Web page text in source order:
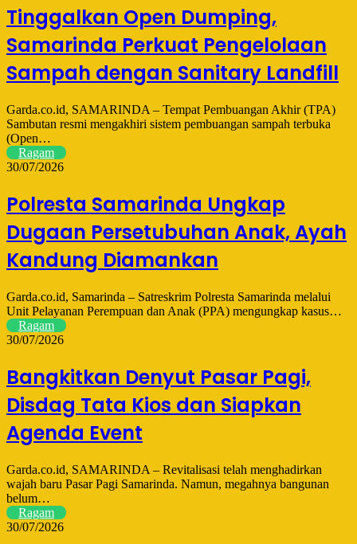
Tinggalkan Open Dumping,
Samarinda Perkuat Pengelolaan
Sampah dengan Sanitary Landfill
Garda.co.id, SAMARINDA – Tempat Pembuangan Akhir (TPA)
Sambutan resmi mengakhiri sistem pembuangan sampah terbuka
(Open…
Ragam
30/07/2026
Polresta Samarinda Ungkap
Dugaan Persetubuhan Anak, Ayah
Kandung Diamankan
Garda.co.id, Samarinda – Satreskrim Polresta Samarinda melalui
Unit Pelayanan Perempuan dan Anak (PPA) mengungkap kasus…
Ragam
30/07/2026
Bangkitkan Denyut Pasar Pagi,
Disdag Tata Kios dan Siapkan
Agenda Event
Garda.co.id, SAMARINDA – Revitalisasi telah menghadirkan
wajah baru Pasar Pagi Samarinda. Namun, megahnya bangunan
belum…
Ragam
30/07/2026